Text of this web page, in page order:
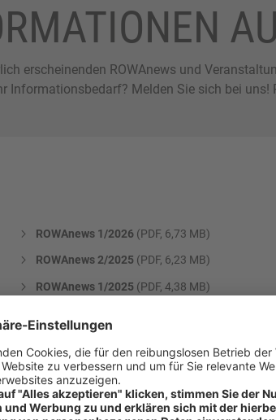
erscheinenden ROWAnews und
Informationsbedarf? Melden Sie sich bei uns!
ROWAnews 1/2026 (PDF, 6,73 MB)
ROWAnews 2/2025 (PDF, 6,23 MB)
ROWAnews 1/2025 (PDF, 4,38 MB)